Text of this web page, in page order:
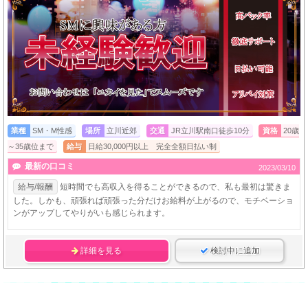
業種 SM・M性感 場所 立川近郊 交通 JR立川駅南口徒歩10分 資格
20歳
～35歳位まで
給与 日給30,000円以上 完全全額日払い制
最新の口コミ 2023/03/10
給与/報酬
短時間でも高収入を得ることができるので、私も最初は驚きま
した。しかも、頑張れば頑張った分だけお給料が上がるので、モチベーショ
ンがアップしてやりがいも感じられます。
詳細を見る 検討中に追加